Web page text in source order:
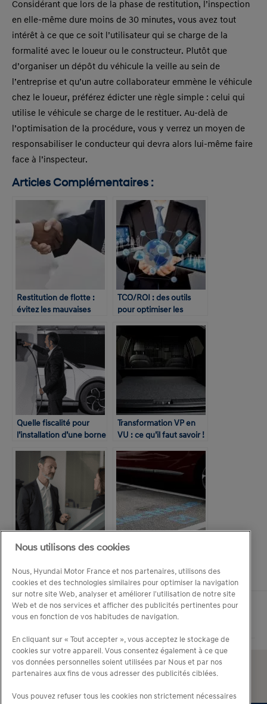
Considérant que lors de la phase de restitution, l’inspection
en elle-même dure moins de 30 minutes, vous avez tout
intérêt à ce que ce soit l’utilisateur qui se charge de la
formalité avec le loueur ou le constructeur. Plutôt que
d’organiser un dépôt du véhicule la veille au sein de
l’entreprise et qu’un autre collaborateur emmène le véhicule
chez le loueur, préférez édicter une règle simple : celui qui
utilise le véhicule se charge de le restituer. Au-delà de
l’optimisation de la procédure, vous y verrez un moyen de
responsabiliser le conducteur qui devra alors lui-même faire
face à l’inspecteur.
Articles Complémentaires :
Restitution de flotte :
évitez les mauvaises
TCO/ROI : des outils
pour optimiser les
professionnels
Quelle fiscalité pour
l’installation d’une borne
collaborateur ?
Transformation VP en
VU : ce qu’il faut savoir !
Loi de roulage et flotte
Dérivés VP électriques :
verdissement des
flottes ?
Nous utilisons des cookies
Nous, Hyundai Motor France et nos partenaires, utilisons des
cookies et des technologies similaires pour optimiser la navigation
sur notre site Web, analyser et améliorer l'utilisation de notre site
Web et de nos services et afficher des publicités pertinentes pour
vous en fonction de vos habitudes de navigation.
En cliquant sur « Tout accepter », vous acceptez le stockage de
cookies sur votre appareil. Vous consentez également à ce que
vos données personnelles soient utilisées par Nous et par nos
partenaires aux fins de vous adresser des publicités ciblées.
Vous pouvez refuser tous les cookies non strictement nécessaires